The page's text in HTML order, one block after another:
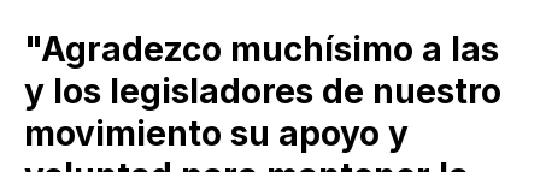
"Agradezco muchísimo a las
y los legisladores de nuestro
movimiento su apoyo y